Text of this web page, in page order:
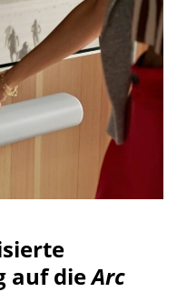
auf dieArc